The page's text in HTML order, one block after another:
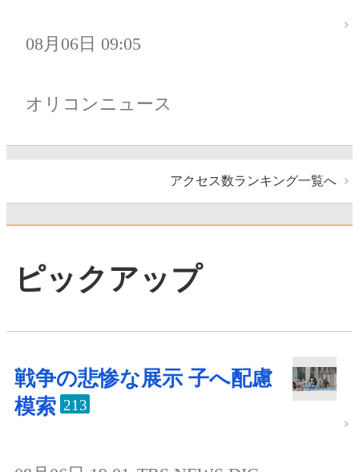
08月06日 09:05
オリコンニュース
アクセス数ランキング一覧へ
ピックアップ
戦争の悲惨な展示 子へ配慮
模索 213